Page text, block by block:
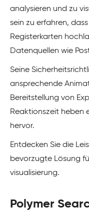
analysieren und zu
sein zu erfahren,
Registerkarten
Datenquellen wie
Seine
ansprechende
Bereitstellung von
Reaktionszeit heben
hervor.
Entdecken Sie die
bevorzugte Lösung
visualisierung.
Polymer